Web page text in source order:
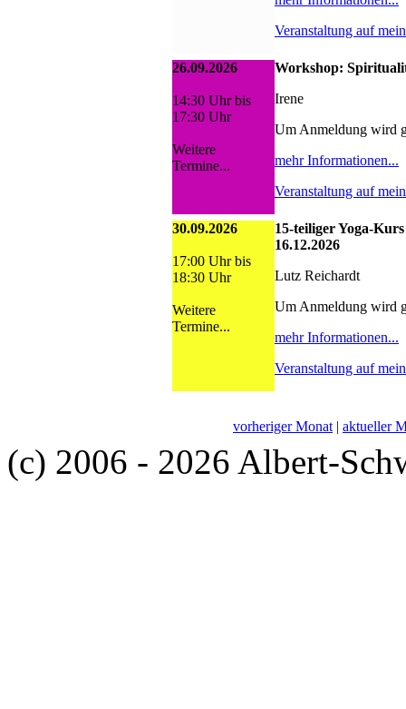
Veranstaltung auf
26.09.2026
14:30 Uhr bis
17:30 Uhr
Weitere
Termine...
Workshop:
Irene
Um Anmeldung wird
mehr Informationen...
Veranstaltung auf
30.09.2026
17:00 Uhr bis
18:30 Uhr
Weitere
Termine...
15-teiliger Yoga-
16.12.2026
Lutz Reichardt
Um Anmeldung wird
mehr Informationen...
Veranstaltung auf
vorheriger Monat | aktueller
(c) 2006 - 2026 Albert-